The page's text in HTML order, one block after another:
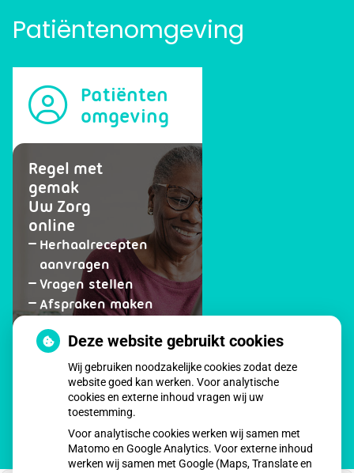
Patiëntenomgeving
Patiënten
omgeving
Regel met
gemak
Uw Zorg
online
Herhaalrecepten
aanvragen
Vragen stellen
Afspraken maken
patiëntenomgeving
Medisch
Centrum
Ubachsberg
Deze website gebruikt cookies
Wij gebruiken noodzakelijke cookies zodat deze
website goed kan werken. Voor analytische
cookies en externe inhoud vragen wij uw
toestemming.
Voor analytische cookies werken wij samen met
Matomo en Google Analytics. Voor externe inhoud
werken wij samen met Google (Maps, Translate en